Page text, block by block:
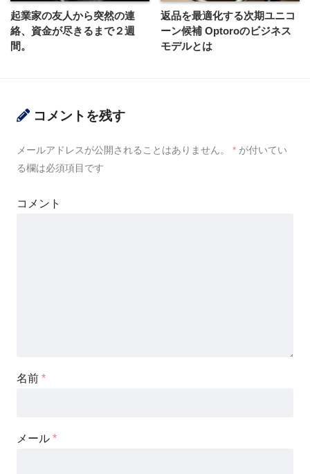
起業家の友人から突然の連
絡、資金が尽きるまで２週
間。
返品を最適化する次期ユニコ
ーン候補 Optoroのビジネス
モデルとは
コメントを残す
メールアドレスが公開されることはありません。 * が付いてい
る欄は必須項目です
コメント
名前 *
メール *